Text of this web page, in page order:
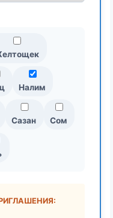
Налим
Сазан Сом